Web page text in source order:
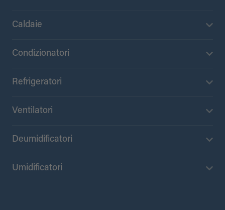
Caldaie
Condizionatori
Refrigeratori
Ventilatori
Deumidificatori
Umidificatori